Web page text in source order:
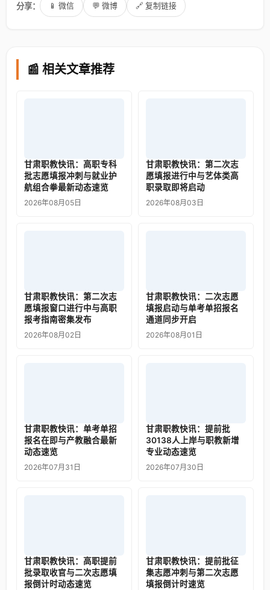
分享：
📱 微信 💬 微博 🔗 复制链接
📰 相关文章推荐
甘肃职教快讯：高职专科
批志愿填报冲刺与就业护
航组合拳最新动态速览
2026年08月05日
甘肃职教快讯：第二次志
愿填报进行中与艺体类高
职录取即将启动
2026年08月03日
甘肃职教快讯：第二次志
愿填报窗口进行中与高职
报考指南密集发布
2026年08月02日
甘肃职教快讯：二次志愿
填报启动与单考单招报名
通道同步开启
2026年08月01日
甘肃职教快讯：单考单招
报名在即与产教融合最新
动态速览
2026年07月31日
甘肃职教快讯：提前批
30138人上岸与职教新增
专业动态速览
2026年07月30日
甘肃职教快讯：高职提前
批录取收官与二次志愿填
报倒计时动态速览
甘肃职教快讯：提前批征
集志愿冲刺与第二次志愿
填报倒计时速览